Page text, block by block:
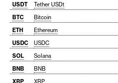
USDT Tether USDt
BTC
Bitcoin
ETH
Ethereum
USDC
USDC
SOL
Solana
BNB
BNB
XRP
XRP